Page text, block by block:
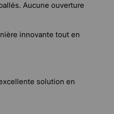
Aucune ouverture
innovante tout en
solution en